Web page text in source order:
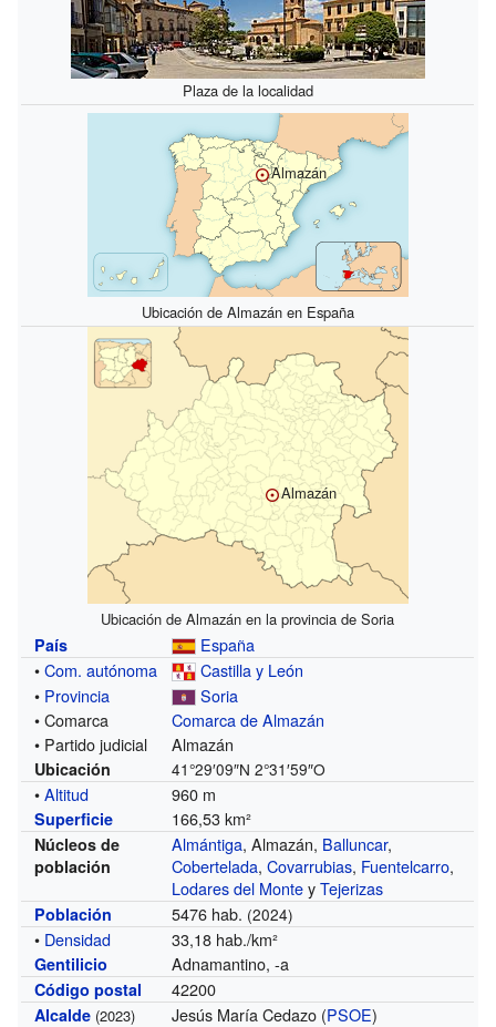
Plaza de la localidad
Almazán
Ubicación de Almazán en España
Almazán
Ubicación de Almazán en la provincia de Soria
País
España
•Com. autónoma
Castilla y León
• Provincia
Soria
• Comarca
Comarca de Almazán
• Partido judicial
Almazán
Ubicación 41°29′09″N 2°31′59″O
•Altitud 960 m
Superficie 166,53 km²
Núcleos de
población
Almántiga, Almazán, Balluncar,
Cobertelada,Covarrubias, Fuentelcarro,
Lodares del MonteyTejerizas
Población 5476 hab. (2024)
• Densidad 33,18 hab./km²
Gentilicio Adnamantino, -a
Código postal 42200
Alcalde (2023) Jesús María Cedazo (PSOE)